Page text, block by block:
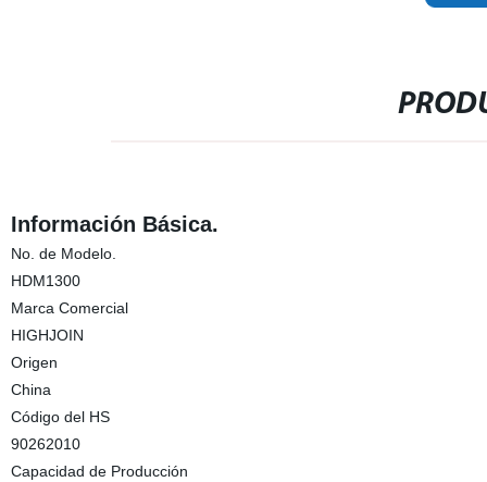
Información Básica.
No. de Modelo.
HDM1300
Marca Comercial
HIGHJOIN
Origen
China
Código del HS
90262010
Capacidad de Producción